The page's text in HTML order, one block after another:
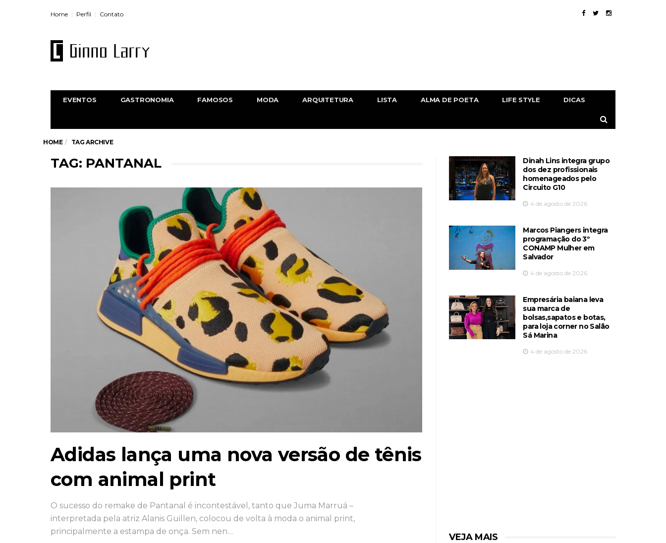
Home Perfil Contato
EVENTOS GASTRONOMIA FAMOSOS MODA ARQUITETURA LISTA ALMA DE POETA LIFE STYLE DICAS
HOME TAG ARCHIVE
TAG: PANTANAL
Adidas lança uma nova versão de tênis
com animal print
O sucesso do remake de Pantanal é incontestável, tanto que Juma Marruá –
interpretada pela atriz Alanis Guillen, colocou de volta à moda o animal print,
principalmente a estampa de onça. Sem nen…
Dinah Lins integra grupo
dos dez profissionais
homenageados pelo
Circuito G10
4 de agosto de 2026
Marcos Piangers integra
programação do 3º
CONAMP Mulher em
Salvador
4 de agosto de 2026
Empresária baiana leva
sua marca de
bolsas,sapatos e botas,
para loja corner no Salão
Sá Marina
4 de agosto de 2026
VEJA MAIS